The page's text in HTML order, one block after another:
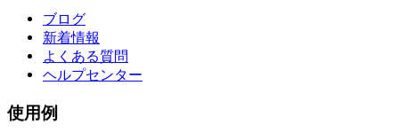
ブログ
新着情報
よくある質問
ヘルプセンター
使用例